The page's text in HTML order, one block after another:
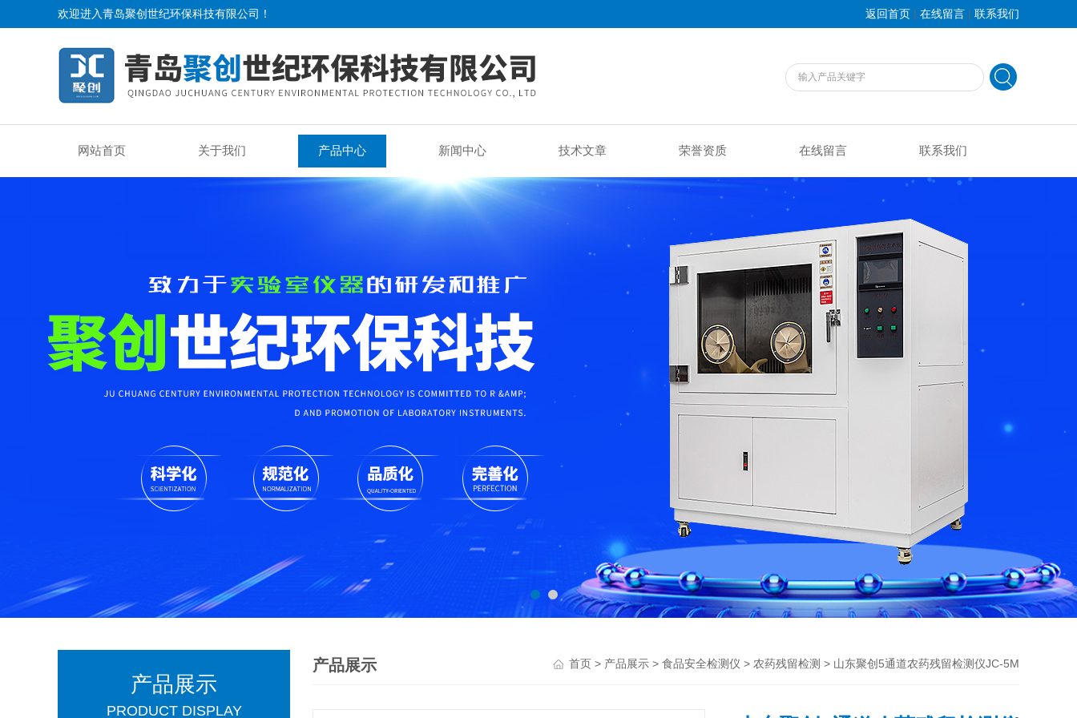
欢迎进入青岛聚创世纪环保科技有限公司！ 返回首页 | 在线留言 | 联系我们
网站首页 关于我们 产品中心 新闻中心 技术文章 荣誉资质 在线留言 联系我们
产品展示
PRODUCT DISPLAY
产品展示 首页 > 产品展示 > 食品安全检测仪 > 农药残留检测 > 山东聚创5通道农药残留检测仪JC-5M